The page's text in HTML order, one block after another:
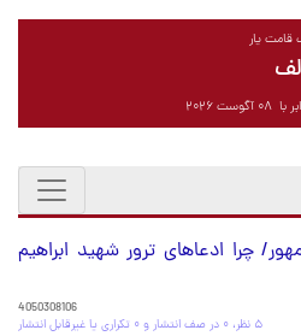
قامت یار
چرا ادعاهای ترور شهید ابراهیم
4050308106
۵ نظر، ۰ در صف انتشار و ۰ تکراری یا غیرقابل انتشار